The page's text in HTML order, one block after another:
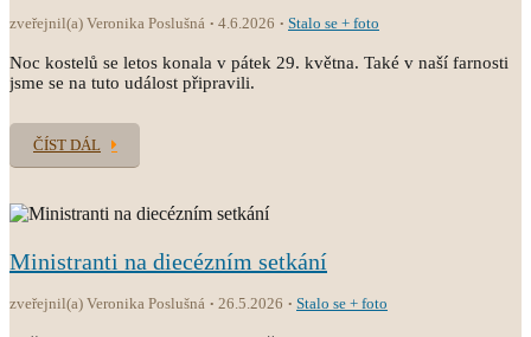
zveřejnil(a) Veronika Poslušná 4.6.2026 Stalo se + foto
Noc kostelů se letos konala v pátek 29. května. Také v naší farnosti
jsme se na tuto událost připravili.
ČÍST DÁL
Ministranti na diecézním setkání
zveřejnil(a) Veronika Poslušná 26.5.2026 Stalo se + foto